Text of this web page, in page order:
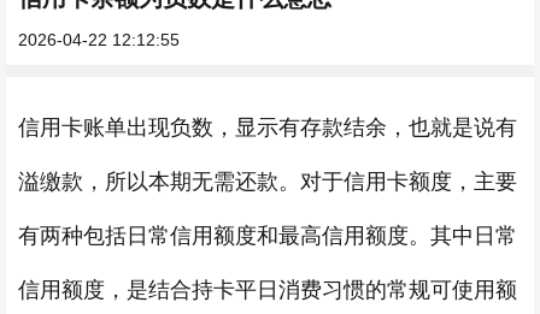
2026-04-22 12:12:55
信用卡账单出现负数，显示有存款结余，也就是说有
溢缴款，所以本期无需还款。对于信用卡额度，主要
有两种包括日常信用额度和最高信用额度。其中日常
信用额度，是结合持卡平日消费习惯的常规可使用额